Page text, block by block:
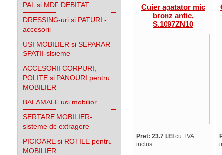
PAL si MDF DEBITAT
DRESSING-uri si PATURI -
accesorii
USI MOBILIER si SEPARARI
SPATII-sisteme
ACCESORII CORPURI,
POLITE si PANOURI pentru
MOBILIER
BALAMALE usi mobilier
SERTARE MOBILIER-
sisteme de extragere
PICIOARE si ROTILE pentru
MOBILIER
Cuier agatator mic
bronz antic,
S.1097ZN10
Pret: 23.7 LEI cu TVA
inclus